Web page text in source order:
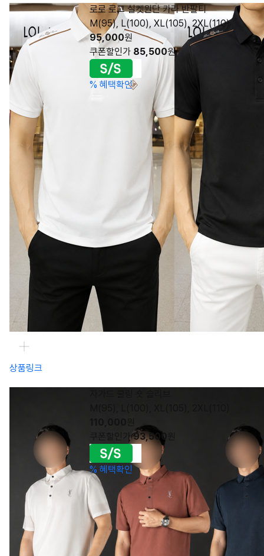
로로 로고 실켓원단 카라 반팔티
M(95), L(100), XL(105), 2XL(110)
95,000원
쿠폰할인가 85,500원
% 혜택확인
상품링크
쿠폰할인가93,500
% 혜택확인